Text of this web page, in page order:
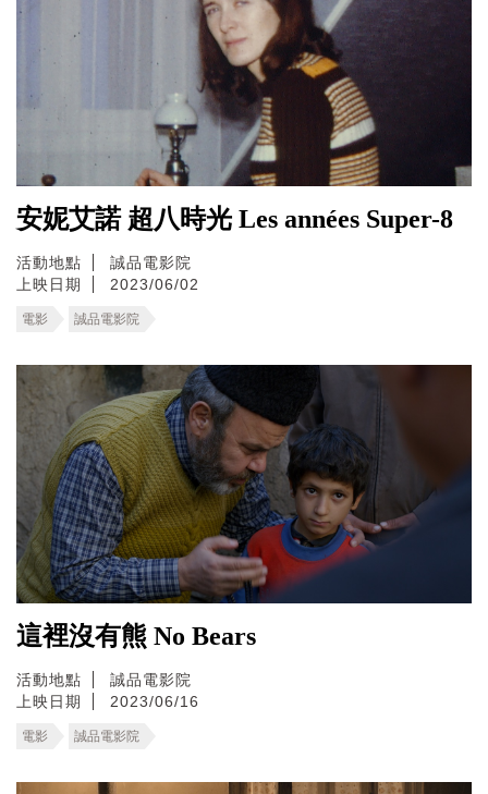
安妮艾諾 超八時光 Les années Super-8
活動地點
誠品電影院
上映日期
2023/06/02
電影 誠品電影院
這裡沒有熊 No Bears
活動地點
誠品電影院
上映日期
2023/06/16
電影 誠品電影院